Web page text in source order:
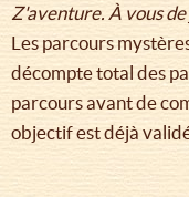
Z'aventure. À vous
Les parcours
décompte total des
parcours avant de
objectif est déjà